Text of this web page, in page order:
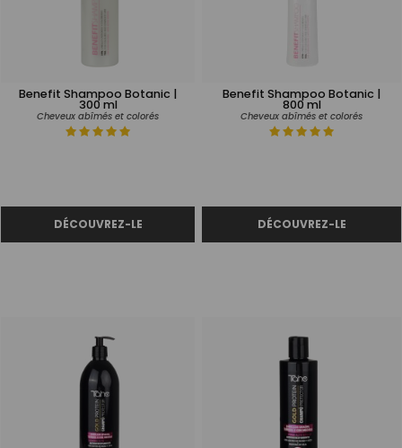
Benefit Shampoo Botanic |
300 ml
Cheveux abîmés et colorés
Benefit Shampoo Botanic |
800 ml
Cheveux abîmés et colorés